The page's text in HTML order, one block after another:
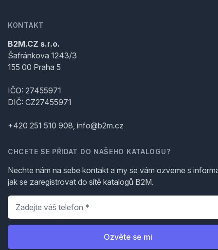
KONTAKT
B2M.CZ s.r.o.
Šafránkova 1243/3
155 00 Praha 5
IČO: 27455971
DIČ: CZ27455971
+420 251 510 908, info@b2m.cz
CHCETE SE PŘIDAT DO NAŠEHO KATALOGU?
Nechte nám na sebe kontakt a my se vám ozveme s
jak se zaregistrovat do sítě katalogů B2M.
Telefon
Ozvěte se mi